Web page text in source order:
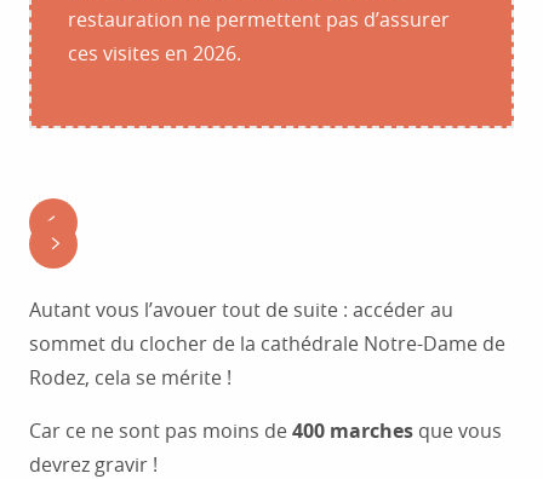
restauration ne permettent pas d’assurer
ces visites en 2026.
Autant vous l’avouer tout de suite : accéder au
sommet du clocher de la cathédrale Notre-Dame de
Rodez, cela se mérite !
Car ce ne sont pas moins de400 marches que vous
devrez gravir !